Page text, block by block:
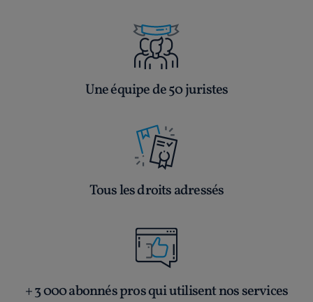
Une équipe de 50 juristes
Tous les droits adressés
+ 3 000 abonnés pros qui utilisent nos services